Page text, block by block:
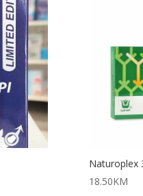
Naturoplex
18.50KM